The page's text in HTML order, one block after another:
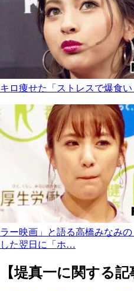
キロ痩せた「ストレスで爆食
ラー映画」と語る高橋みなみ
した翌日に「ホ…
【堤真一に関する記